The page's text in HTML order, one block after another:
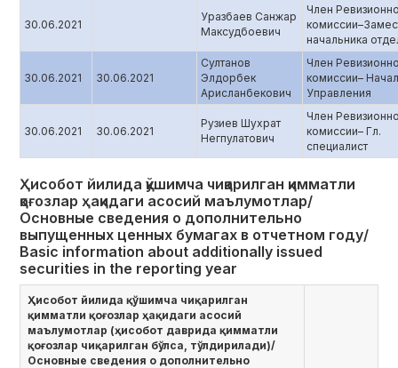
30.06.2021
Уразбаев Санжар
Максудбоевич
Член
начальника
30.06.2021 30.06.2021
Султанов
Элдорбек
Арисланбекович
Член
комиссии–
Управления
30.06.2021 30.06.2021
Рузиев Шухрат
Негпулатович
Член
комиссии– Гл.
специалист
Ҳисобот йилида қўшимча чиқарилган қимматли
қоғозлар ҳақидаги асосий маълумотлар/
Основные сведения о дополнительно
выпущенных ценных бумагах в отчетном году/
Basic information about additionally issued
securities in the reporting year
Ҳисобот йилида қўшимча чиқарилган
қимматли қоғозлар ҳақидаги асосий
маълумотлар (ҳисобот даврида қимматли
қоғозлар чиқарилган бўлса, тўлдирилади)/
Основные сведения о дополнительно